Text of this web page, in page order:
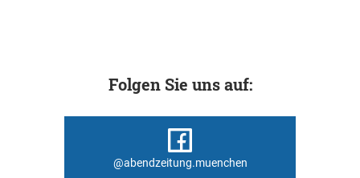
Folgen Sie uns auf:
@abendzeitung.muenchen